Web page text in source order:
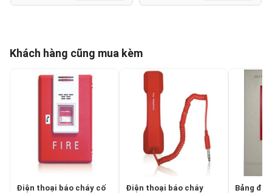
Khách hàng cũng mua kèm
Điện thoại báo cháy cố
Điện thoại báo cháy
Bảng